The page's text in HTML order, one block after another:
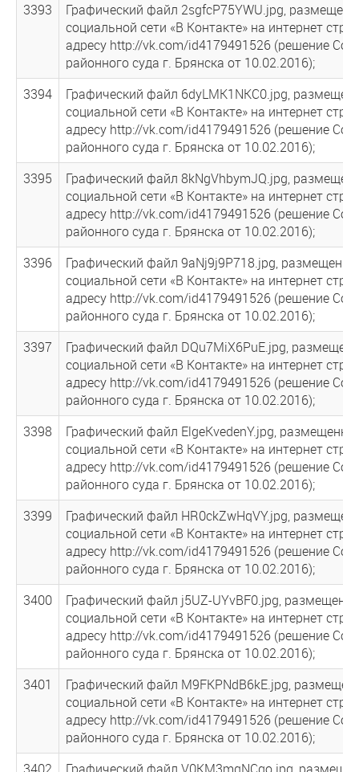
3393
Графический файл 2sgfcP75YWU.jpg,
социальной сети «В Контакте» на интернет
адресу http://vk.com/id4179491526 (решение
районного суда г. Брянска от 10.02.2016);
3394
Графический файл 6dyLMK1NKC0.jpg,
социальной сети «В Контакте» на интернет
адресу http://vk.com/id4179491526 (решение
районного суда г. Брянска от 10.02.2016);
3395
Графический файл 8kNgVhbymJQ.jpg,
социальной сети «В Контакте» на интернет
адресу http://vk.com/id4179491526 (решение
районного суда г. Брянска от 10.02.2016);
3396
Графический файл 9aNj9j9P718.jpg,
социальной сети «В Контакте» на интернет
адресу http://vk.com/id4179491526 (решение
районного суда г. Брянска от 10.02.2016);
3397
Графический файл DQu7MiX6PuE.jpg,
социальной сети «В Контакте» на интернет
адресу http://vk.com/id4179491526 (решение
районного суда г. Брянска от 10.02.2016);
3398
Графический файл ElgeKvedenY.jpg,
социальной сети «В Контакте» на интернет
адресу http://vk.com/id4179491526 (решение
районного суда г. Брянска от 10.02.2016);
3399
Графический файл HR0ckZwHqVY.jpg,
социальной сети «В Контакте» на интернет
адресу http://vk.com/id4179491526 (решение
районного суда г. Брянска от 10.02.2016);
3400
Графический файл j5UZ-UYvBF0.jpg,
социальной сети «В Контакте» на интернет
адресу http://vk.com/id4179491526 (решение
районного суда г. Брянска от 10.02.2016);
3401
Графический файл M9FKPNdB6kE.jpg,
социальной сети «В Контакте» на интернет
адресу http://vk.com/id4179491526 (решение
районного суда г. Брянска от 10.02.2016);
3402
Графический файл V0KM3mqNCgo.jpg,